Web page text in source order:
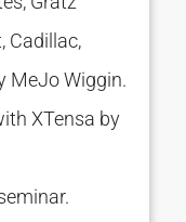
Cadillac,
MeJo Wiggin.
XTensa by